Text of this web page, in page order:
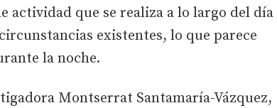
actividad que se realiza a lo largo del día
existentes, lo que parece
la noche.
Montserrat Santamaría-Vázquez,